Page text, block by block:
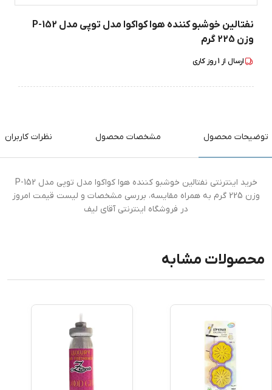
نفتالین خوشبو کننده هوا کواکوا مدل توپی مدل P-152
وزن 225 گرم
ارسال از 1روز کاری
توضیحات محصول مشخصات محصول نظرات کاربران
خرید اینترنتی نفتالین خوشبو کننده هوا کواکوا مدل توپی مدل P-152
وزن 225 گرم به همراه مقایسه، بررسی مشخصات و لیست قیمت امروز
در فروشگاه اینترنتی آقای لیف
محصولات مشابه